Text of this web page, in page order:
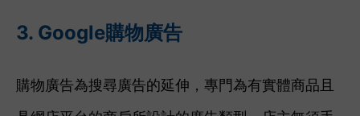
3. Google購物廣告
購物廣告為搜尋廣告的延伸，專門為有實體商品且